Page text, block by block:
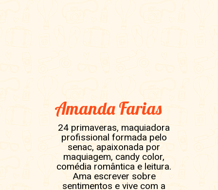
Amanda Farias
24 primaveras, maquiadora
profissional formada pelo
senac, apaixonada por
maquiagem, candy color,
comédia romântica e leitura.
Ama escrever sobre
sentimentos e vive com a